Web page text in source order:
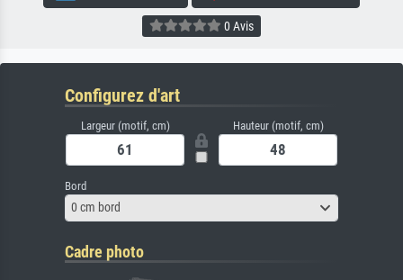
0 Avis
Configurez d'art
Largeur (motif, cm) Hauteur (motif, cm)
Bord
0 cm bord
Cadre photo